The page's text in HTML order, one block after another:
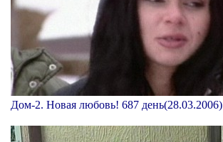
Дом-2. Новая любовь! 687 день(28.03.2006)